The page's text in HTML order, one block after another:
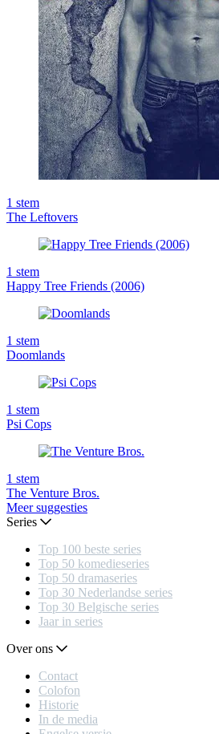
1 stem
The Leftovers
1 stem
Happy Tree Friends (2006)
1 stem
Doomlands
1 stem
Psi Cops
1 stem
The Venture Bros.
Meer suggesties
Series
Top 100 beste series
Top 50 komedieseries
Top 50 dramaseries
Top 30 Nederlandse series
Top 30 Belgische series
Jaar in series
Over ons
Contact
Colofon
Historie
In de media